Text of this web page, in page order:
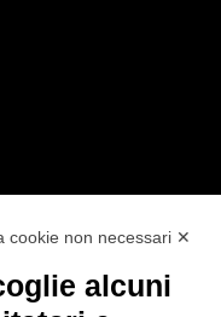
cookie non necessari ✕
alcuni